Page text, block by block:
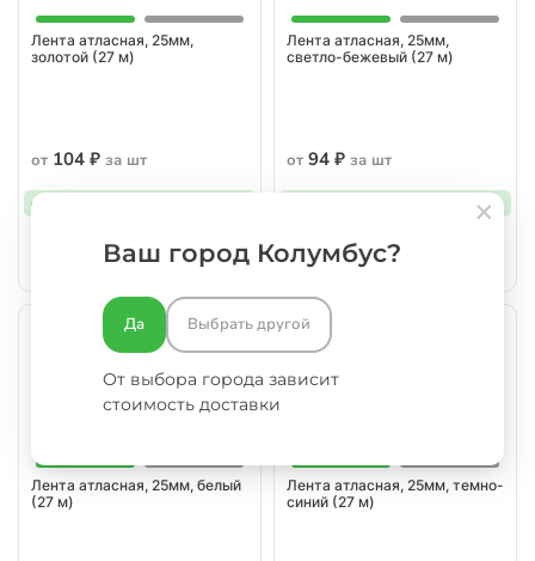
Лента атласная, 25мм,
золотой (27 м)
от 104 ₽ за шт
от 1 шт.
Лента атласная, 25мм,
светло-бежевый (27 м)
от 94 ₽ за шт
94 руб/шт.
Лента атласная, 25мм, белый
(27 м)
Лента атласная, 25мм, темно-
синий (27 м)
Ваш город Колумбус?
Да Выбрать другой
От выбора города зависит
стоимость доставки